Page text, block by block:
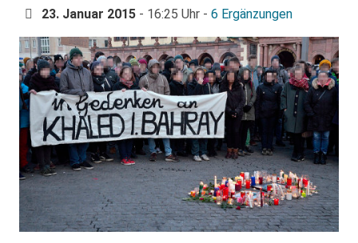
23. Januar 2015 - 16:25 Uhr - 6 Ergänzungen